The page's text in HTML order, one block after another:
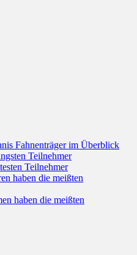
Fahnenträger im Überblick
Teilnehmer
Teilnehmer
haben die meißten
haben die meißten